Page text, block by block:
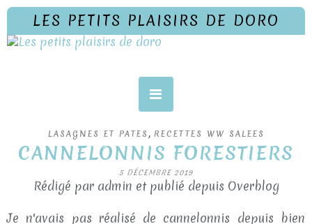
LES PETITS PLAISIRS DE DORO
LASAGNES ET PATES , RECETTES WW SALEES
CANNELONNIS FORESTIERS
5 DÉCEMBRE 2019
Rédigé par admin et publié depuis Overblog
Je n'avais pas réalisé de cannelonnis depuis bien